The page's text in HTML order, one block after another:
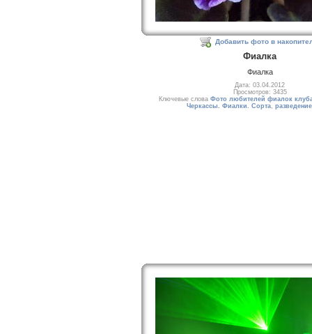
Добавить фото в
Фиалка
Фиалка
Дата: 03.04.2012
Просмотров: 3435
Ключевые слова Фото любителей фиалок
Черкассы. Фиалки. Сорта, разведение